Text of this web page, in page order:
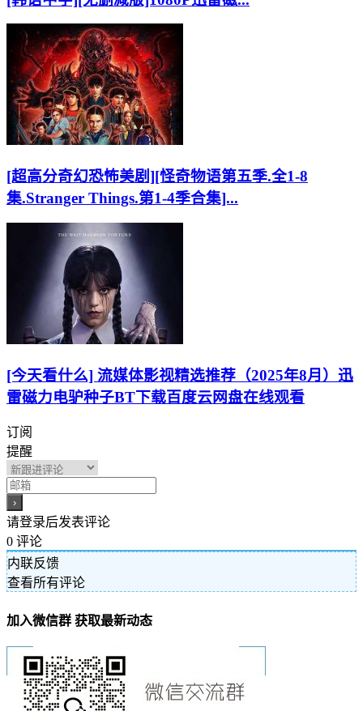
[超高分奇幻恐怖美剧][怪奇物语第五季.全1-8
集.Stranger Things.第1-4季合集]...
[今天看什么] 流媒体影视精选推荐（2025年8月）迅
雷磁力电驴种子BT下载百度云网盘在线观看
订阅
提醒
请登录后发表评论
0 评论
内联反馈
查看所有评论
加入微信群 获取最新动态